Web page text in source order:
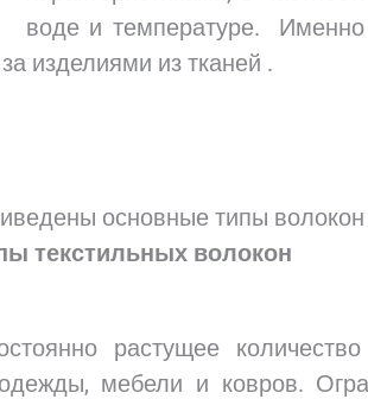
воде и температуре. Именно
изделиями из тканей .
основные типы
текстильных волокон
растущее
одежды, мебели и ковров.